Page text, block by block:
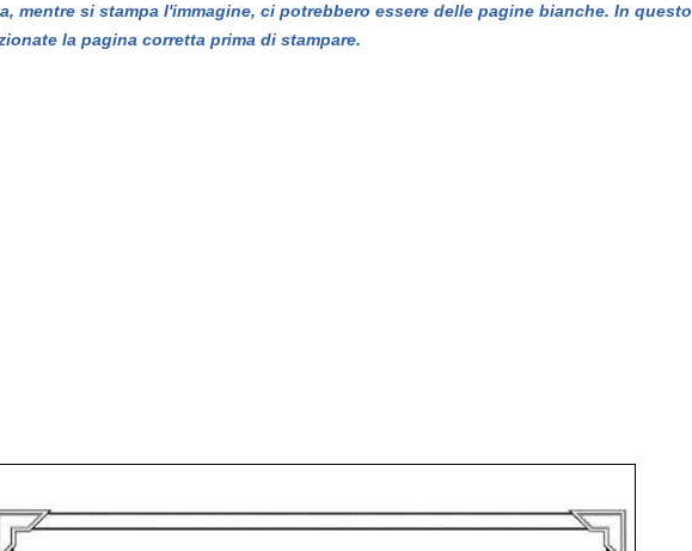
mentre si stampa l'immagine, ci potrebbero essere delle pagine bianche. In questo
la pagina corretta prima di stampare.